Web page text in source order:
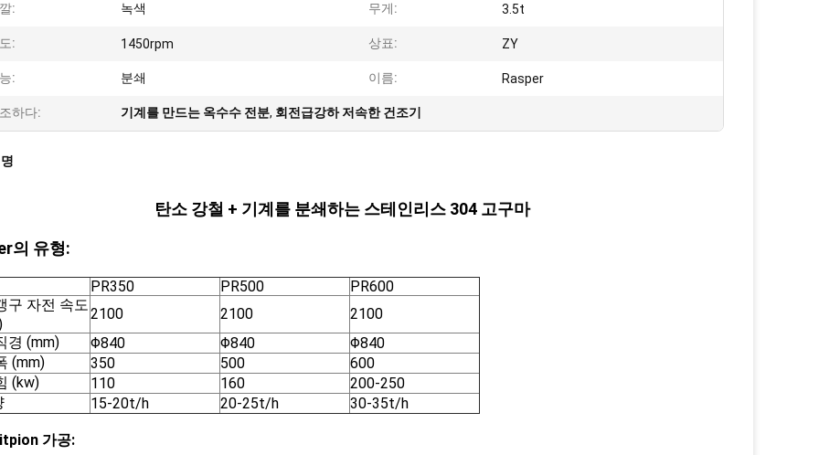
: 녹색 무게: 3.5t
: 1450rpm 상표: ZY
: 분쇄 이름: Rasper
하다: 기계를 만드는 옥수수 전분, 회전급강하 저속한 건조기
탄소 강철 + 기계를 분쇄하는 스테인리스 304 고구마
의 유형:
PR350 PR500
PR600
구 자전 속도
2100 2100
2100
경 (mm)
Φ840 Φ840
Φ840
(mm)
350 500
600
(kw)
110 160
200-250
15-20t/h 20-25t/h 30-35t/h
가공: